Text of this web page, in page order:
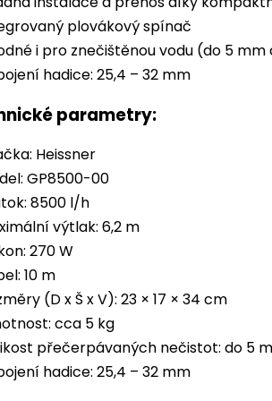
plovákový spínač
i pro znečištěnou vodu (do 5
hadice: 25,4 – 32 mm
parametry:
Heissner
GP8500-00
8500 l/h
výtlak: 6,2 m
270 W
10 m
(D x Š x V): 23 × 17 × 34 cm
cca 5 kg
přečerpávaných nečistot: do 5
hadice: 25,4 – 32 mm